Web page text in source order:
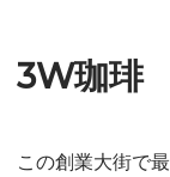
3W珈琲
この創業大街で